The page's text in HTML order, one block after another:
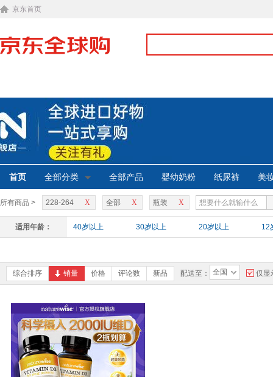
京东首页
首页 全部分类 全部产品 婴幼奶粉 纸尿裤 美
所有商品 > X
228-264 X
全部 X
瓶装
适用年龄： 40岁以上 30岁以上 20岁以上 12
综合排序 销量 价格 评论数 新品 配送至： 全国 仅显